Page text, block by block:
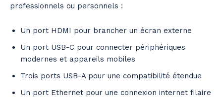
professionnels ou personnels :
Un port HDMI pour brancher un écran externe
Un port USB-C pour connecter périphériques
modernes et appareils mobiles
Trois ports USB-A pour une compatibilité étendue
Un port Ethernet pour une connexion internet filaire